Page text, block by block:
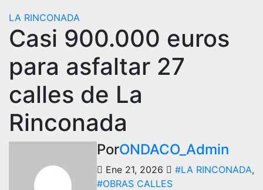
LA RINCONADA
Casi 900.000 euros
para asfaltar 27
calles de La
Rinconada
PorONDACO_Admin
Ene 21, 2026 #LA RINCONADA,
#OBRAS CALLES